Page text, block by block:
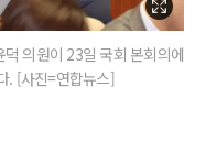
의원이 23일 국회 본회의에
. [사진=연합뉴스]